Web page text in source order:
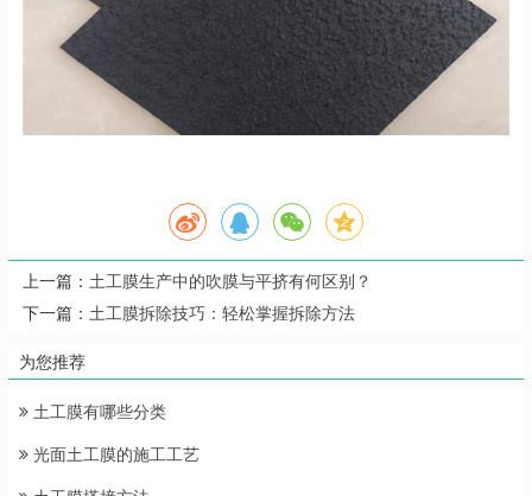
上一篇： 土工膜生产中的吹膜与平挤有何区别？
下一篇： 土工膜拆除技巧：轻松掌握拆除方法
为您推荐
土工膜有哪些分类
光面土工膜的施工工艺